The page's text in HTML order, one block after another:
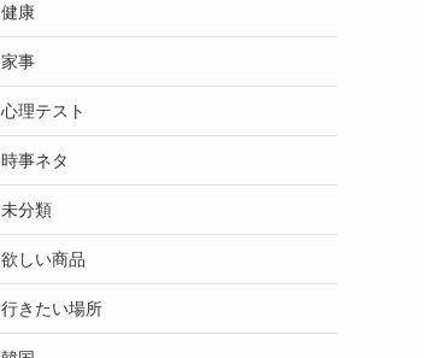
健康
家事
心理テスト
時事ネタ
未分類
欲しい商品
行きたい場所